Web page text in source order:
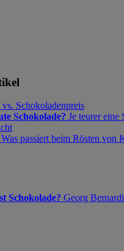
Schokolade? Je teurer eine
Was passiert beim Rösten von
Schokolade? Georg